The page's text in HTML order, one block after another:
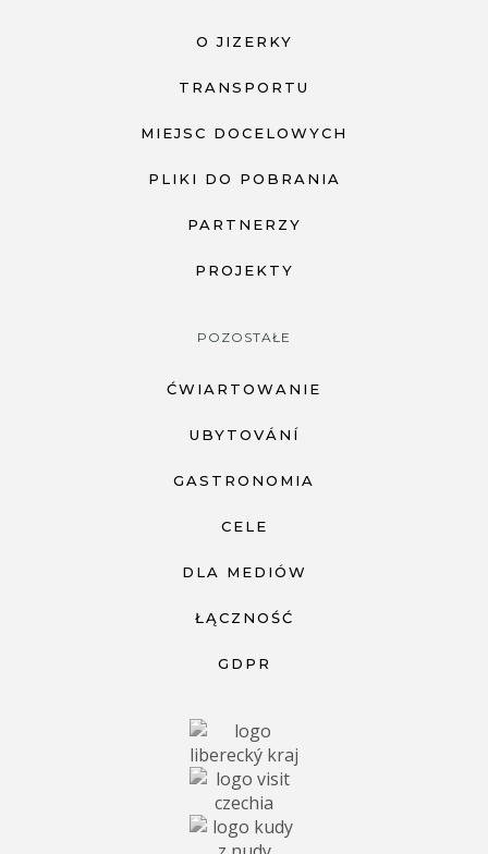
O JIZERKY
TRANSPORTU
MIEJSC DOCELOWYCH
PLIKI DO POBRANIA
PARTNERZY
PROJEKTY
POZOSTAŁE
ĆWIARTOWANIE
UBYTOVÁNÍ
GASTRONOMIA
CELE
DLA MEDIÓW
ŁĄCZNOŚĆ
GDPR